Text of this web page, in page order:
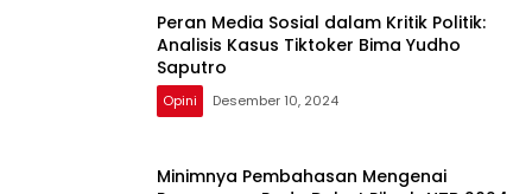
Peran Media Sosial dalam Kritik Politik:
Analisis Kasus Tiktoker Bima Yudho
Saputro
Opini Desember 10, 2024
Minimnya Pembahasan Mengenai